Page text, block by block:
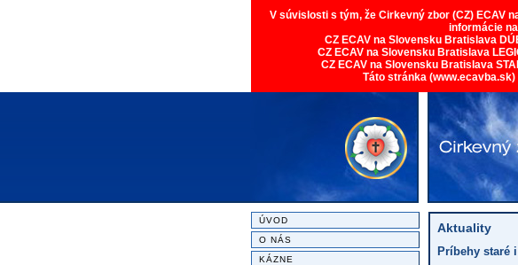
V súvislosti s tým, že Cirkevný zbor (CZ) ECAV
informácie
CZ ECAV na Slovensku Bratislava
CZ ECAV na Slovensku Bratislava
CZ ECAV na Slovensku Bratislava
Táto stránka
ÚVOD
O NÁS
KÁZNE
Aktuality
Príbehy staré